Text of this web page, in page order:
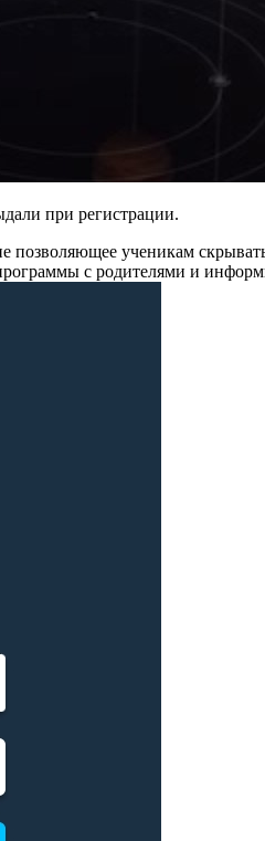
при регистрации.
ученикам
с родителями и